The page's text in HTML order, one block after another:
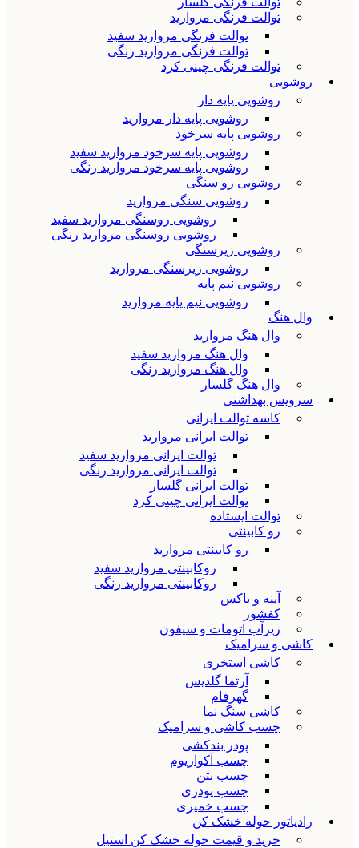
توالت فرنگی مروارید
توالت فرنگی مروارید سفید
توالت فرنگی مروارید رنگی
توالت فرنگی چینی کرد
روشویی
روشویی پایه دار
روشویی پایه دار مروارید
روشویی پایه سرخود
روشویی پایه سرخود مروارید سفید
روشویی پایه سرخود مروارید رنگی
روشویی رو سنگی
روشویی سنگی مروارید
روشویی روسنگی مروارید سفید
روشویی روسنگی مروارید رنگی
روشویی زیرسنگی
روشویی زیرسنگی مروارید
روشویی نیم پایه
روشویی نیم پایه مروارید
وال هنگ
وال هنگ مروارید
وال هنگ مروارید سفید
وال هنگ مروارید رنگی
وال هنگ گلسار
سرویس بهداشتی
کاسه توالت ایرانی
توالت ایرانی مروارید
توالت ایرانی مروارید سفید
توالت ایرانی مروارید رنگی
توالت ایرانی گلسار
توالت ایرانی چینی کرد
توالت ایستاده
رو کابینتی
رو کابینتی مروارید
روکابینتی مروارید سفید
روکابینتی مروارید رنگی
آینه و باکس
کفشور
زیرآب اتومات و سیفون
کاشی و سرامیک
کاشی استخری
آرتما گلدیس
گهرفام
کاشی سنگ نما
چسب کاشی و سرامیک
پودر بندکشی
چسب آکواریوم
چسب بتن
چسب پودری
چسب خمیری
رادیاتور حوله خشک کن
خرید و قیمت حوله خشک کن استیل